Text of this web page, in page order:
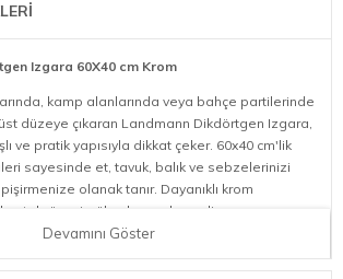
Izgara 60X40 cm Krom
kamp alanlarında veya bahçe partilerinde
düzeye çıkaran Landmann Dikdörtgen Izgara,
ve pratik yapısıyla dikkat çeker. 60x40 cm'lik
sayesinde et, tavuk, balık ve sebzelerinizi
olanak tanır. Dayanıklı krom
tel yüzeyi, yüksek ısıya karşı direnç
sonrasında zahmetsizce temizlenebilmesiyle
yardımcısıdır.
Devamını Göster